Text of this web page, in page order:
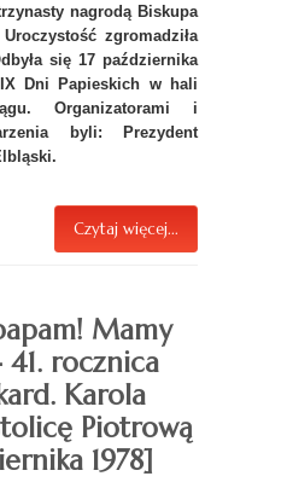
nagrodą Biskupa
zgromadziła
się 17 października
Dni Papieskich w hali
Organizatorami i
byli: Prezydent
Czytaj więcej...
Mamy
rocznica
Karola
Piotrową
1978]